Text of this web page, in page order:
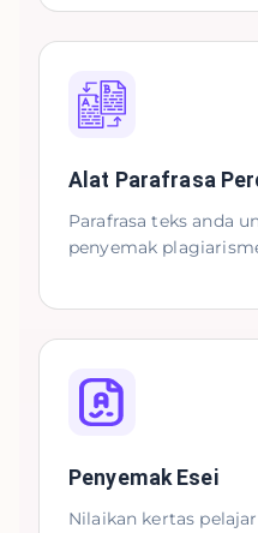
Alat Parafrasa
Parafrasa teks anda
penyemak
Penyemak Esei
Nilaikan kertas